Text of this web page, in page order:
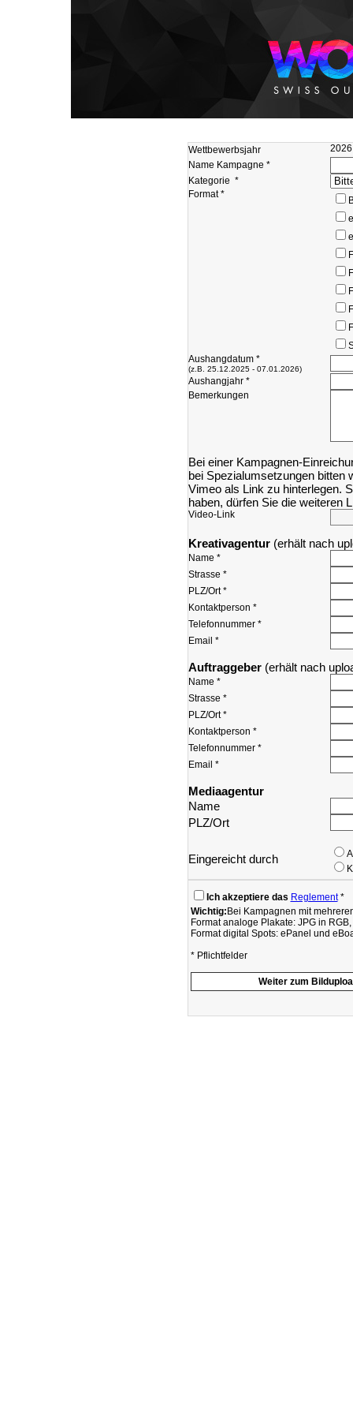
Wettbewerbsjahr 2026
Name Kampagne *
Kategorie *
Format *
Aushangdatum *
(z.B. 25.12.2025 - 07.01.2026)
Aushangjahr *
Bemerkungen
Bei einer Kampagnen-
bei Spezialumsetzungen bitten
Vimeo als Link zu hinterlegen.
haben, dürfen Sie die weiteren
Video-Link
Kreativagentur(erhält nach
Name *
Strasse *
PLZ/Ort *
Kontaktperson *
Telefonnummer *
Email *
Auftraggeber(erhält nach
Name *
Strasse *
PLZ/Ort *
Kontaktperson *
Telefonnummer *
Email *
Mediaagentur
Name
PLZ/Ort
Eingereicht durch
Ich akzeptiere das Reglement*
Wichtig: Bei Kampagnen mit
Format analoge Plakate: JPG in
Format digital Spots: ePanel und
* Pflichtfelder